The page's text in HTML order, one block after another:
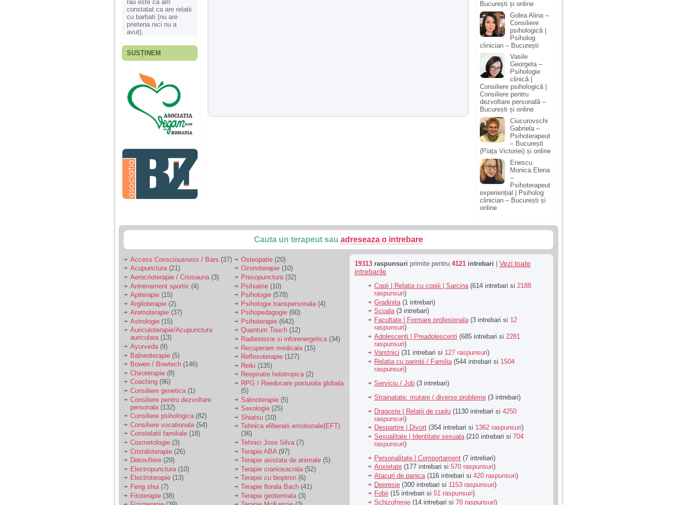
rau este ca am
constatat ca are relatii
cu barbati (nu are
prietena nici nu a
avut).
Fiica mea s-a nascut
ani, privind in urma
realizez cat de multe
greseli am facut in
educatia si cresterea
ei, am fost o mama
egoista, preocupata
de implinirea
profesionala, cand ea
era mica am neglijat-
agresiva, orice
greseala era taxata cu
o palma sau pedepse.
De 4 ani am o relatie
serioasa cu un barbat
sa se manifeste o
Ma aflu aici pentru ca
vreau sa stiu daca am
nevoie de un psiholog
sau psihiatru.
Sunt casatorita, am
31 de ani si un copil in
varsta de 2 ani care
mi-e lumina ochilor.
De ceva timp simt ca
mi s-a adunat
oboseala, o oboseala
cronica de care nu pot
scapa si simt ca din
cauza ei nu pot
controla nervii si
cateodata are copilul
de suferit.
Am o bariera peste
care nu pot trece:
prietena mea a ramas
insarcinata cu o fata.
Am fost de comun
acord sa facem un
copil, cu gandul ca e
baiat.
SUSȚINEM
București și online
Golea Alina –
Consiliere
psihologică |
Psiholog
clinician – București
Vasile
Georgeta –
Psihologie
clinică |
Consiliere psihologică |
Consiliere pentru
dezvoltare personală –
București și online
Ciucurovschi
Gabriela –
Psihoterapeut
– București
(Piața Victoriei) și online
Enescu
Monica Elena
–
Psihoterapeut
experiențial | Psiholog
clinician – București și
online
Cauta un terapeut sau adreseaza o intrebare
Access Consciousness / Bars (37)
Acupunctura(21)
Aerocrioterapie / Criosauna (3)
Antrenament sportiv (4)
Apiterapie (15)
Argiloterapie (2)
Aromoterapie (37)
Astrologie (15)
Auriculoterapie/Acupunctura
auriculara(13)
Ayurveda(9)
Balneoterapie (5)
Bowen / Bowtech (146)
Chiroterapie (8)
Coaching (96)
Consiliere genetica(1)
Consiliere pentru dezvoltare
personala (132)
Consiliere psihologica(82)
Consiliere vocationala (54)
Constelatii familiale (18)
Cosmetologie (3)
Cristaloterapie (26)
Detoxifiere (29)
Electropunctura (10)
Electroterapie (13)
Feng shui (7)
Fitoterapie (38)
Osteopatie (20)
Ozonoterapie (10)
Presopunctura (32)
Psihiatrie (10)
Psihologie (578)
Psihologie transpersonala (4)
Psihopedagogie (60)
Psihoterapie (642)
Quantum Touch (12)
Radiestezie si inforenergetica(34)
Recuperare medicala (15)
Reflexoterapie (127)
Reiki (135)
Respiratie holotropica(2)
RPG / Reeducare posturala globala
(5)
Salinoterapie (5)
Sexologie (25)
Shiatsu (10)
Tehnica eliberarii emotionale(EFT)
(36)
Tehnici Jose Silva(7)
Terapie ABA (97)
Terapie asistata de animale (5)
Terapie craniosacrala (52)
Terapie cu bioptron (6)
Terapie florala Bach (41)
Terapie geotermala (3)
19313 raspunsuri primite pentru 4121 intrebari
Vezi toate
intrebarile
Copii | Relatia cu copiii | Sarcina(614 intrebari si 2188
raspunsuri)
Gradinita (1 intrebari)
Scoala(3 intrebari)
Facultate | Formare profesionala (3 intrebari si 12
raspunsuri)
Adolescenti | Preadolescenti (685 intrebari si 2281
raspunsuri)
Varstnici (31 intrebari si 127 raspunsuri)
Relatia cu parintii / Familia (544 intrebari si 1504
raspunsuri)
Serviciu / Job (3 intrebari)
Strainatate: mutare / diverse probleme (3 intrebari)
Dragoste | Relatii de cuplu (1130 intrebari si 4250
raspunsuri)
Despartire | Divort (354 intrebari si 1362 raspunsuri)
Sexualitate | Identitate sexuala (210 intrebari si 704
raspunsuri)
Personalitate | Comportament (7 intrebari)
Anxietate (177 intrebari si 570 raspunsuri)
Atacuri de panica(116 intrebari si 420 raspunsuri)
Depresie (300 intrebari si 1153 raspunsuri)
Fobii (15 intrebari si 51 raspunsuri)
Schizofrenie (14 intrebari si 70 raspunsuri)